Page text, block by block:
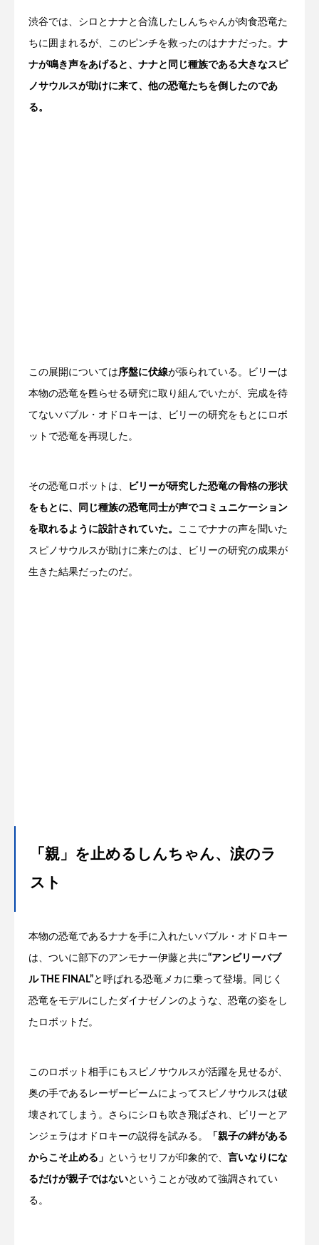
渋谷では、シロとナナと合流したしんちゃんが肉食恐竜た
ちに囲まれるが、このピンチを救ったのはナナだった。 ナ
ナが鳴き声をあげると、ナナと同じ種族である大きなスピ
ノサウルスが助けに来て、他の恐竜たちを倒したのであ
る。
この展開については序盤に伏線が張られている。ビリーは
本物の恐竜を甦らせる研究に取り組んでいたが、完成を待
てないバブル・オドロキーは、ビリーの研究をもとにロボ
ットで恐竜を再現した。
その恐竜ロボットは、 ビリーが研究した恐竜の骨格の形状
をもとに、同じ種族の恐竜同士が声でコミュニケーション
を取れるように設計されていた。 ここでナナの声を聞いた
スピノサウルスが助けに来たのは、ビリーの研究の成果が
生きた結果だったのだ。
「親」を止めるしんちゃん、涙のラ
スト
本物の恐竜であるナナを手に入れたいバブル・オドロキー
は、ついに部下のアンモナー伊藤と共に“アンビリーバブ
ル THE FINAL”と呼ばれる恐竜メカに乗って登場。同じく
恐竜をモデルにしたダイナゼノンのような、恐竜の姿をし
たロボットだ。
このロボット相手にもスピノサウルスが活躍を見せるが、
奥の手であるレーザービームによってスピノサウルスは破
壊されてしまう。さらにシロも吹き飛ばされ、ビリーとア
ンジェラはオドロキーの説得を試みる。 「親子の絆がある
からこそ止める」 というセリフが印象的で、 言いなりにな
るだけが親子ではないということが改めて強調されてい
る。